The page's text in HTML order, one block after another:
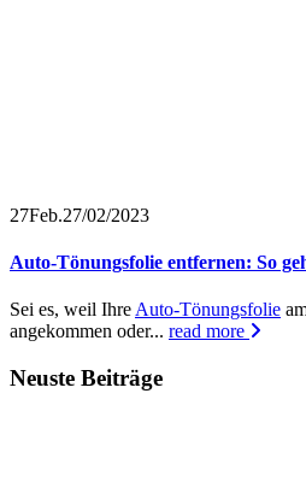
27Feb.27/02/2023
Auto-Tönungsfolie entfernen: So
Sei es, weil Ihre Auto-Tönungsfolie
angekommen oder... read more
Neuste Beiträge